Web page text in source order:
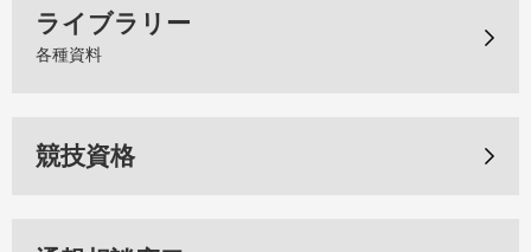
ライブラリー
各種資料
競技資格